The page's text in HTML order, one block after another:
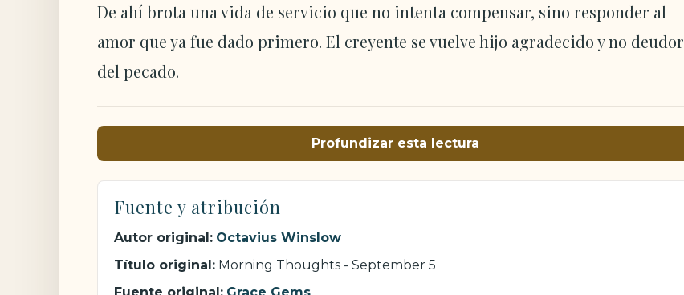
De ahí brota una vida de servicio que no intenta compensar, sino responder al
amor que ya fue dado primero. El creyente se vuelve hijo agradecido y no deudor
del pecado.
Profundizar esta lectura
Fuente y atribución
Autor original: Octavius Winslow
Título original: Morning Thoughts - September 5